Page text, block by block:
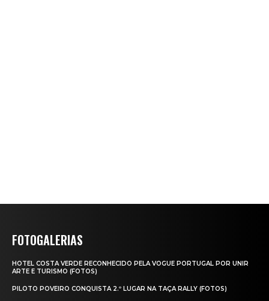
FOTOGALERIAS
HOTEL COSTA VERDE RECONHECIDO PELA VOGUE PORTUGAL POR UNIR
ARTE E TURISMO (FOTOS)
PILOTO POVEIRO CONQUISTA 2.º LUGAR NA TAÇA RALLY (FOTOS)